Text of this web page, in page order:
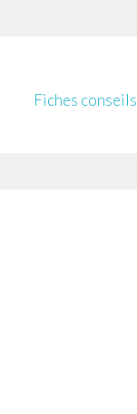
Fiches conseils